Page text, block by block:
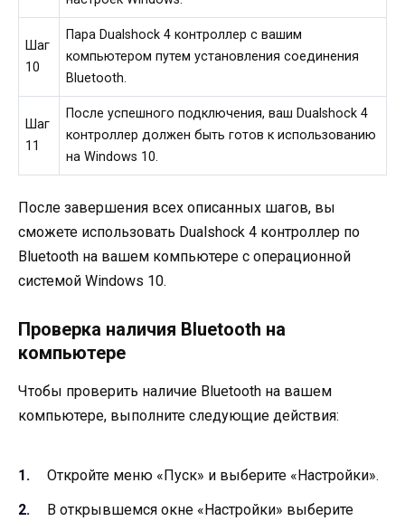
Шаг
10
Пара Dualshock 4 контроллер с вашим
компьютером путем установления соединения
Bluetooth.
Шаг
11
После успешного подключения, ваш Dualshock 4
контроллер должен быть готов к использованию
на Windows 10.
После завершения всех описанных шагов, вы
сможете использовать Dualshock 4 контроллер по
Bluetooth на вашем компьютере с операционной
системой Windows 10.
Проверка наличия Bluetooth на
компьютере
Чтобы проверить наличие Bluetooth на вашем
компьютере, выполните следующие действия:
Откройте меню «Пуск» и выберите «Настройки».
В открывшемся окне «Настройки» выберите